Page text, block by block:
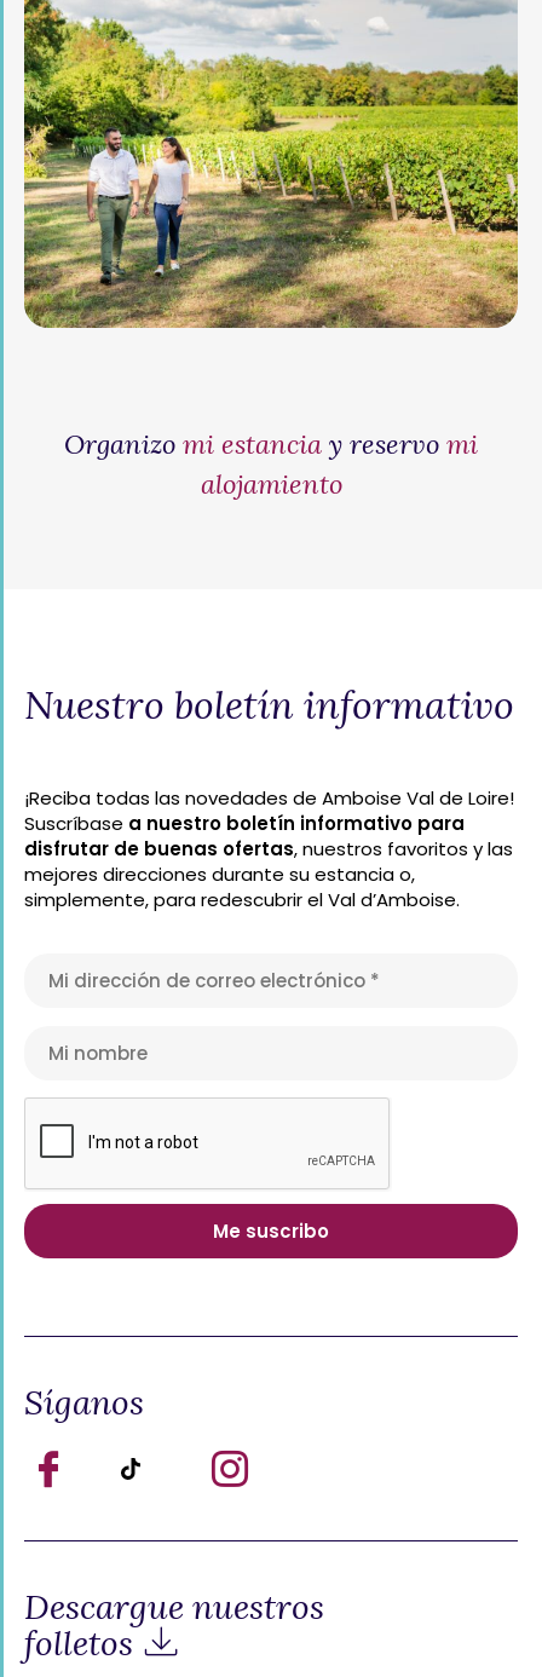
Organizo mi estancia y reservo mi
alojamiento
Nuestro boletín informativo
¡Reciba todas las novedades de Amboise Val de Loire!
Suscríbase a nuestro boletín informativo para
disfrutar de buenas ofertas, nuestros favoritos y las
mejores direcciones durante su estancia o,
simplemente, para redescubrir el Val d’Amboise.
Síganos
Descargue nuestros
folletos